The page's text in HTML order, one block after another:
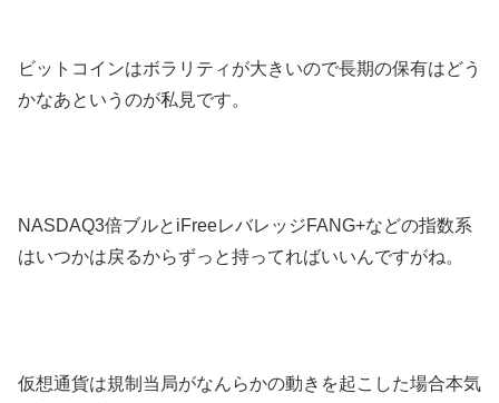
ビットコインはボラリティが大きいので長期の保有はどう
かなあというのが私見です。
NASDAQ3倍ブルとiFreeレバレッジFANG+などの指数系
はいつかは戻るからずっと持ってればいいんですがね。
仮想通貨は規制当局がなんらかの動きを起こした場合本気